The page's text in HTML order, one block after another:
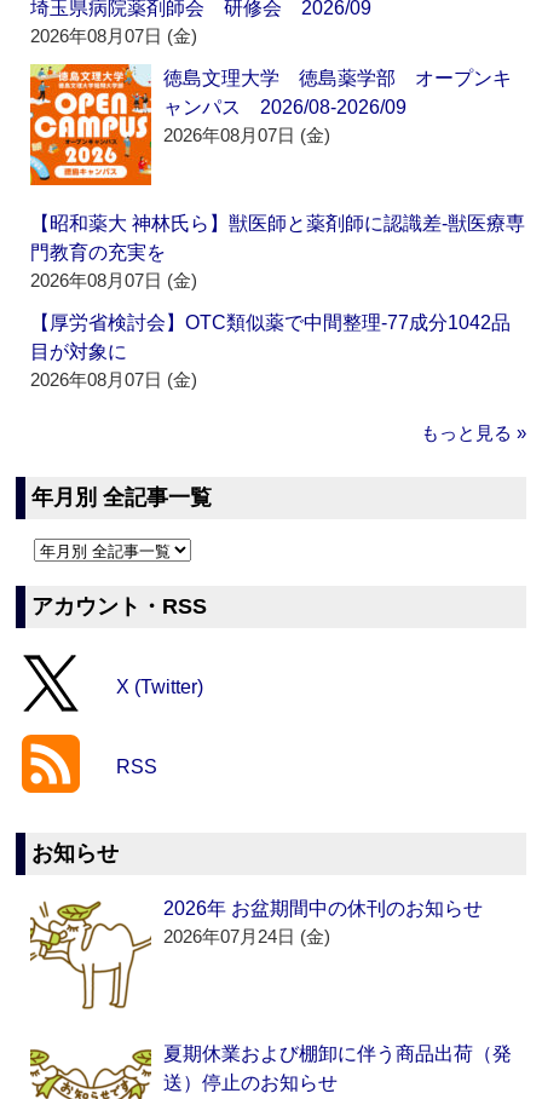
埼玉県病院薬剤師会 研修会 2026/09
2026年08月07日 (金)
徳島文理大学 徳島薬学部 オープンキ
ャンパス 2026/08-2026/09
2026年08月07日 (金)
【昭和薬大 神林氏ら】獣医師と薬剤師に認識差‐獣医療専
門教育の充実を
2026年08月07日 (金)
【厚労省検討会】OTC類似薬で中間整理‐77成分1042品
目が対象に
2026年08月07日 (金)
もっと見る »
年月別 全記事一覧
アカウント・RSS
X (Twitter)
RSS
お知らせ
2026年 お盆期間中の休刊のお知らせ
2026年07月24日 (金)
夏期休業および棚卸に伴う商品出荷（発
送）停止のお知らせ